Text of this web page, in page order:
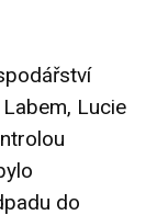
Lucie
do